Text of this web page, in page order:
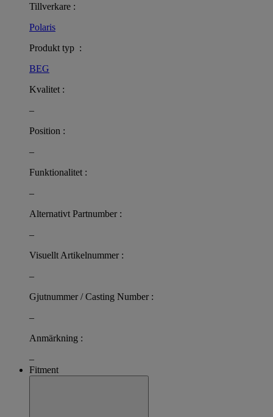
Tillverkare :
Polaris
Produkt typ :
BEG
Kvalitet :
–
Position :
–
Funktionalitet :
–
Alternativt Partnumber :
–
Visuellt Artikelnummer :
–
Gjutnummer / Casting Number :
–
Anmärkning :
–
Fitment